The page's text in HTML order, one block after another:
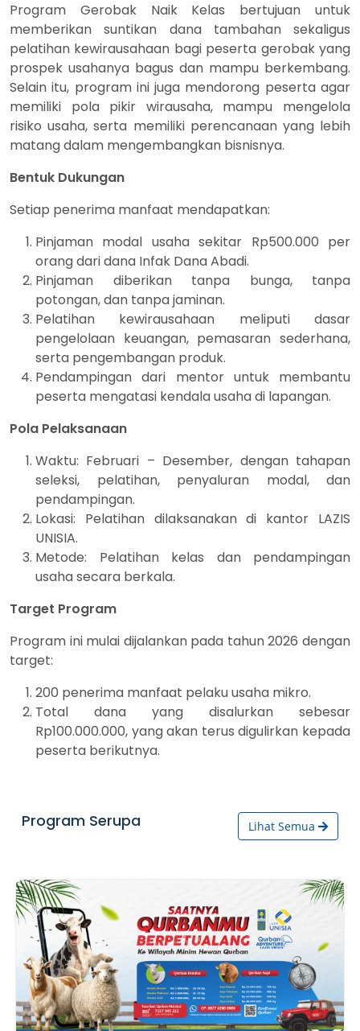
Program Gerobak Naik Kelas bertujuan untuk
memberikan suntikan dana tambahan sekaligus
pelatihan kewirausahaan bagi peserta gerobak yang
prospek usahanya bagus dan mampu berkembang.
Selain itu, program ini juga mendorong peserta agar
memiliki pola pikir wirausaha, mampu mengelola
risiko usaha, serta memiliki perencanaan yang lebih
matang dalam mengembangkan bisnisnya.
Bentuk Dukungan
Setiap penerima manfaat mendapatkan:
Pinjaman modal usaha sekitar Rp500.000 per
orang dari dana Infak Dana Abadi.
Pinjaman diberikan tanpa bunga, tanpa
potongan, dan tanpa jaminan.
Pelatihan kewirausahaan meliputi dasar
pengelolaan keuangan, pemasaran sederhana,
serta pengembangan produk.
Pendampingan dari mentor untuk membantu
peserta mengatasi kendala usaha di lapangan.
Pola Pelaksanaan
Waktu: Februari – Desember, dengan tahapan
seleksi, pelatihan, penyaluran modal, dan
pendampingan.
Lokasi: Pelatihan dilaksanakan di kantor LAZIS
UNISIA.
Metode: Pelatihan kelas dan pendampingan
usaha secara berkala.
Target Program
Program ini mulai dijalankan pada tahun 2026 dengan
target:
200 penerima manfaat pelaku usaha mikro.
Total dana yang disalurkan sebesar
Rp100.000.000, yang akan terus digulirkan kepada
peserta berikutnya.
Program Serupa Lihat Semua